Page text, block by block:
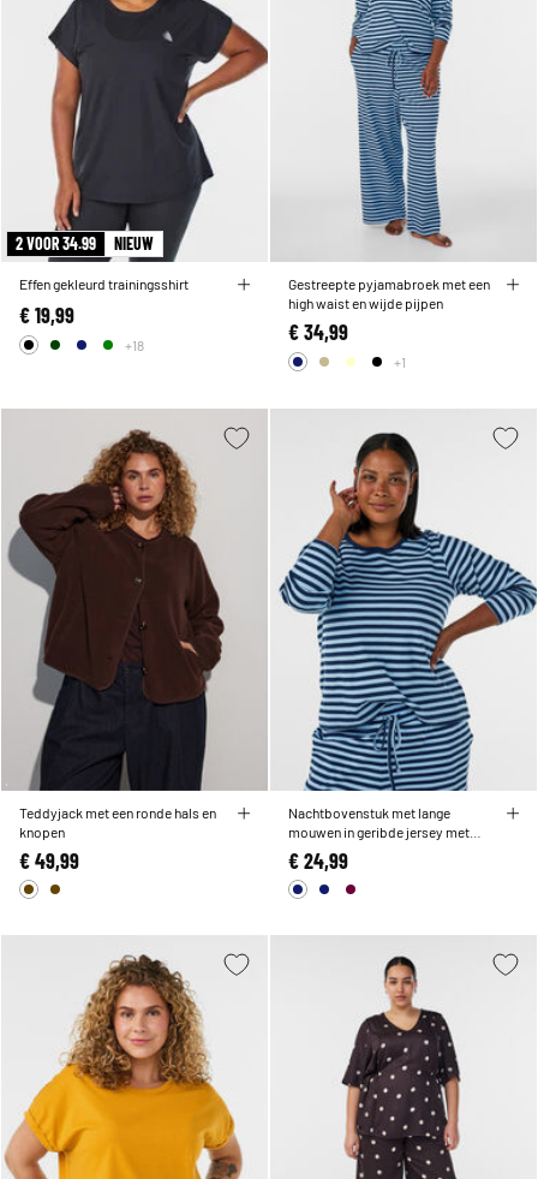
2 VOOR 34.99 NIEUW
Effen gekleurd trainingsshirt
€ 19,99
+18
Gestreepte pyjamabroek met een
high waist en wijde pijpen
€ 34,99
+1
Teddyjack met een ronde hals en
knopen
€ 49,99
Nachtbovenstuk met lange
mouwen in geribde jersey met
strepen
€ 24,99